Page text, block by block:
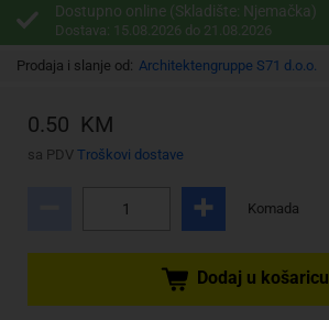
Dostupno online (Skladište: Njemačka)
Dostava: 15.08.2026 do 21.08.2026
Prodaja i slanje od: Architektengruppe S71 d.o.o.
0.50 KM
sa PDV Troškovi dostave
Komada
Dodaj u košaricu